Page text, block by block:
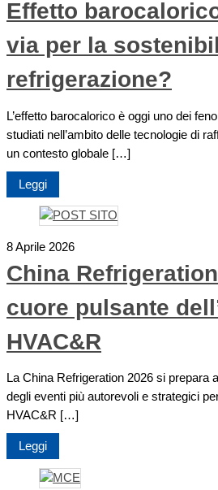
Effetto
via per la
refrigerazione?
L’effetto barocalorico è oggi uno dei
studiati nell’ambito delle tecnologie di
un contesto globale […]
Leggi
8 Aprile 2026
China
cuore pulsante
HVAC&R
La China Refrigeration 2026 si prepara
degli eventi più autorevoli e strategici
HVAC&R […]
Leggi